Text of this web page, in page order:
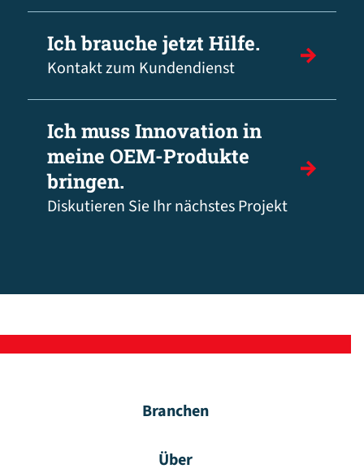
Ich brauche jetzt Hilfe.
Kontakt zum Kundendienst
Ich muss Innovation in
meine OEM-Produkte
bringen.
Diskutieren Sie Ihr nächstes Projekt
Branchen
Über